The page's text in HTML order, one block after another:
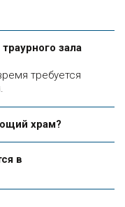
зала
требуется
храм?
в